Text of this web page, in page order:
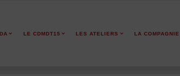
LE CDMDT15 LES ATELIERS LA